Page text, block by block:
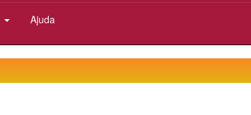
Ajuda